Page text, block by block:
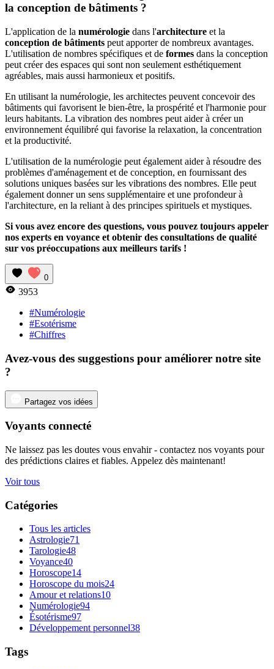
la conception de bâtiments ?
L'application de la numérologie dans l'architecture et la
conception de bâtiments peut apporter de nombreux avantages.
L'utilisation de nombres spécifiques et de formes dans la conception
peut créer des espaces qui sont non seulement esthétiquement
agréables, mais aussi harmonieux et positifs.
En utilisant la numérologie, les architectes peuvent concevoir des
bâtiments qui favorisent le bien-être, la prospérité et l'harmonie pour
leurs habitants. La vibration des nombres peut aider à créer un
environnement équilibré qui favorise la relaxation, la concentration
et la productivité.
L'utilisation de la numérologie peut également aider à résoudre des
problèmes d'aménagement et de conception, en fournissant des
solutions uniques basées sur les vibrations des nombres. Elle peut
également donner un sens supplémentaire et une profondeur à
l'architecture, en la reliant à des principes spirituels et mystiques.
Si vous avez encore des questions, vous pouvez toujours appeler
nos experts en voyance et obtenir des consultations de qualité
sur vos préoccupations aux meilleurs tarifs !
0
3953
#Numérologie
#Esotérisme
#Chiffres
Avez-vous des suggestions pour améliorer notre site
?
Partagez vos idées
Voyants connecté
Ne laissez pas les doutes vous envahir - contactez nos voyants pour
des prédictions claires et fiables. Appelez dès maintenant!
Voir tous
Catégories
Tous les articles
Astrologie71
Tarologie48
Voyance40
Horoscope14
Horoscope du mois24
Amour et relations10
Numérologie94
Ésotérisme97
Développement personnel38
Tags